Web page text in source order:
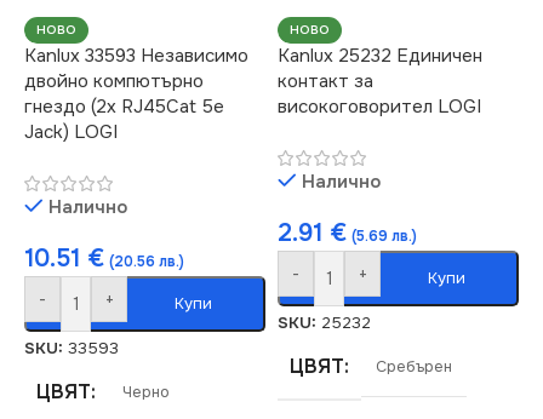
ЦВЯТ
МАРКА
КЛЮЧ
НОВО
Kanlux 33593 Независимо
двойно компютърно
гнездо (2x RJ45Cat 5e
Jack) LOGI
Налично
10.51 € (20.56 лв.)
- + Купи
SKU: 33593
ЦВЯТ Черно
НОВО
Kanlux 25232 Единичен
контакт за
високоговорител LOGI
Налично
2.91 € (5.69 лв.)
- + Купи
SKU: 25232
ЦВЯТ Сребърен